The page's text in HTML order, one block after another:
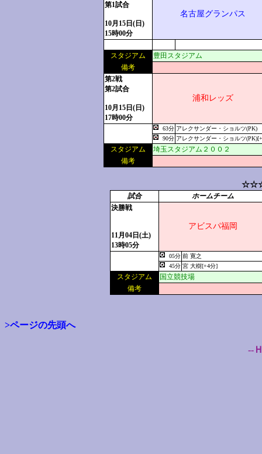
第1試合
10月15日(日)
15時00分
名古屋グランパス
スタジアム
豊田スタジアム
備考
第2戦
第2試合
10月15日(日)
17時00分
浦和レッズ
63分 アレクサンダー・ショルツ(PK)
90分 アレクサンダー・ショルツ
スタジアム
埼玉スタジアム２００２
備考
試合
ホームチーム
決勝戦
11月04日(土)
13時05分
アビスパ福岡
05分 前 寛之
45分 宮 大樹[+4分]
スタジアム
国立競技場
備考
>ページの先頭へ
--